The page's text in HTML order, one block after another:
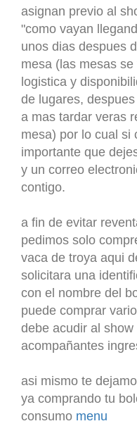
asignan previo al
"como vayan
unos dias despues
mesa (las mesas
logistica y
de lugares,
a mas tardar veras
mesa) por lo cual si
importante que
y un correo
contigo.
a fin de evitar
pedimos solo
vaca de troya aqui
solicitara una
con el nombre del
puede comprar
debe acudir al
acompañantes
asi mismo te
ya comprando tu
consumo menu